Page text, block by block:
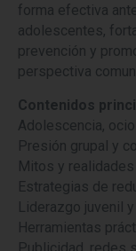
forma efectiva
adolescentes,
prevención y
perspectiva
Contenidos
Adolescencia,
Presión grupal y
Mitos y
Estrategias de
Liderazgo juvenil
Herramientas